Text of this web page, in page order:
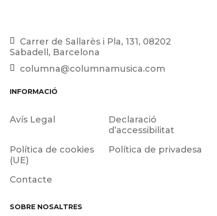
Carrer de Sallarès i Pla, 131, 08202
Sabadell, Barcelona
columna@columnamusica.com
INFORMACIÓ
Avís Legal
Declaració
d’accessibilitat
Política de cookies
(UE)
Política de privadesa
Contacte
SOBRE NOSALTRES